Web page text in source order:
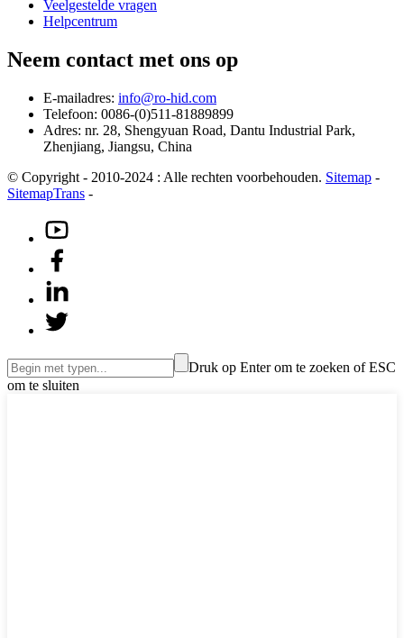
Veelgestelde vragen
Helpcentrum
Neem contact met ons op
E-mailadres: info@ro-hid.com
Telefoon: 0086-(0)511-81889899
Adres: nr. 28, Shengyuan Road, Dantu Industrial Park,
Zhenjiang, Jiangsu, China
© Copyright - 2010-2024 : Alle rechten voorbehouden. Sitemap -
SitemapTrans -
Druk op Enter om te zoeken of ESC
om te sluiten